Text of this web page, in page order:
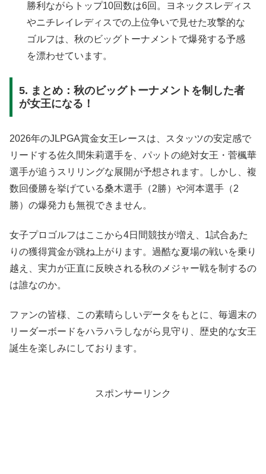
勝利ながらトップ10回数は6回 。ヨネックスレディス
やニチレイレディスでの上位争いで見せた攻撃的な
ゴルフは、秋のビッグトーナメントで爆発する予感
を漂わせています。
5. まとめ：秋のビッグトーナメントを制した者
が女王になる！
2026年のJLPGA賞金女王レースは、スタッツの安定感で
リードする佐久間朱莉選手を、パットの絶対女王・菅楓華
選手が追うスリリングな展開が予想されます。しかし、複
数回優勝を挙げている桑木選手（2勝）や河本選手（2
勝）の爆発力も無視できません。
女子プロゴルフはここから4日間競技が増え、1試合あた
りの獲得賞金が跳ね上がります。過酷な夏場の戦いを乗り
越え、実力が正直に反映される秋のメジャー戦を制するの
は誰なのか。
ファンの皆様、この素晴らしいデータをもとに、毎週末の
リーダーボードをハラハラしながら見守り、歴史的な女王
誕生を楽しみにしております。
スポンサーリンク